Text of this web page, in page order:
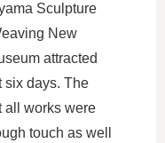
Sculpture
New
attracted
six days. The
all works were
touch as well